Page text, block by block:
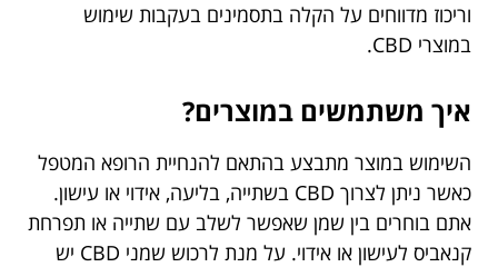
וריכוז מדווחים על הקלה בתסמינים בעקבות שימוש
במוצרי CBD.
איך משתמשים במוצרים?
השימוש במוצר מתבצע בהתאם להנחיית הרופא המטפל
כאשר ניתן לצרוך CBD בשתייה, בליעה, אידוי או עישון.
אתם בוחרים בין שמן שאפשר לשלב עם שתייה או תפרחת
קנאביס לעישון או אידוי. על מנת לרכוש שמני CBD יש